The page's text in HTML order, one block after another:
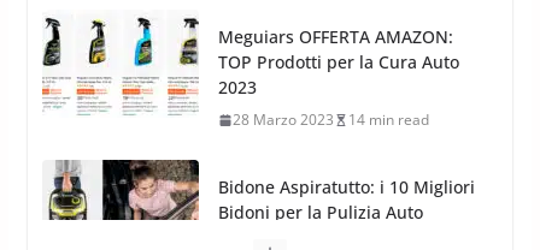
Bidone Aspiratutto: i 10 Migliori
Bidoni per la Pulizia Auto
6 Maggio 2022
Gun per la tua Idropulitrice?
5 Maggio 2022 2 min read